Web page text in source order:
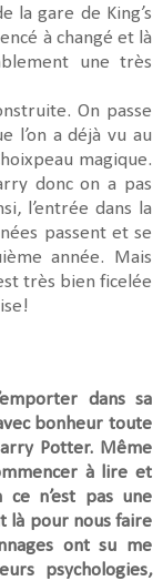
la gare de King’s
à changé et là
une très
On passe
l’on a déjà vu au
magique.
donc on a pas
l’entrée dans la
passent et se
année. Mais
très bien ficelée
dans sa
bonheur toute
Potter. Même
à lire et
n’est pas une
là pour nous faire
ont su me
psychologies,